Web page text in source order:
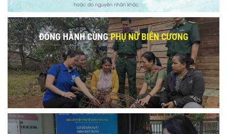
ĐỒNG HÀNH CÙNGPHỤ NỮ BIÊN CƯƠNG